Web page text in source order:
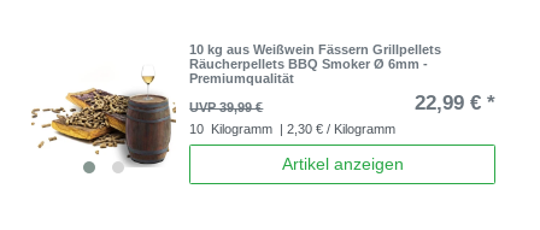
10 kg aus Weißwein Fässern Grillpellets
Räucherpellets BBQ Smoker Ø 6mm -
Premiumqualität
UVP 39,99 €
22,99 € *
10 Kilogramm | 2,30 € / Kilogramm
Artikel anzeigen